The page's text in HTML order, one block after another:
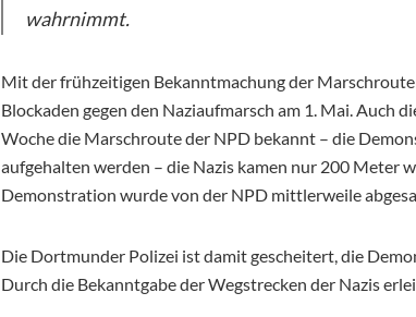
wahrnimmt.
Mit der frühzeitigen Bekanntmachung der
Blockaden gegen den Naziaufmarsch am 1. Mai. Auch
Woche die Marschroute der NPD bekannt – die
aufgehalten werden – die Nazis kamen nur 200 Meter
Demonstration wurde von der NPD mittlerweile
Die Dortmunder Polizei ist damit gescheitert, die
Durch die Bekanntgabe der Wegstrecken der Nazis